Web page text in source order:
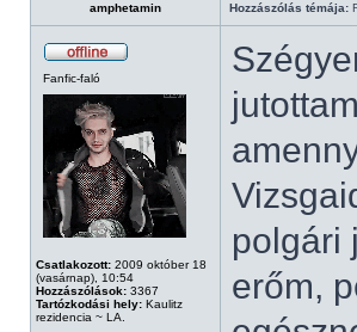
amphetamin Hozzászólás témája:
Fanfic-faló
Csatlakozott: 2009 október 18
(vasárnap), 10:54
Hozzászólások: 3367
Tartózkodási hely: Kaulitz
rezidencia ~ LA.
polgári
erőm,